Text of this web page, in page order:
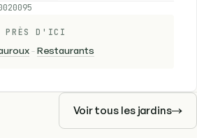
PRÈS D'ICI
-Restaurants
Voir tous les jardins